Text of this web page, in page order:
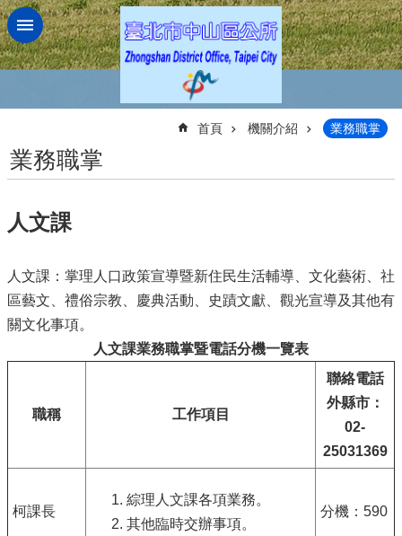
跳到主要內容區塊
首頁 機關介紹 業務職掌
業務職掌
人文課
人文課：掌理人口政策宣導暨新住民生活輔導、文化藝術、社
區藝文、禮俗宗教、慶典活動、史蹟文獻、觀光宣導及其他有
關文化事項。
職稱 工作項目
聯絡電話
外縣市：
02-
25031369
人文課業務職掌暨電話分機一覽表
柯課長
綜理人文課各項業務。
其他臨時交辦事項。
分機：590